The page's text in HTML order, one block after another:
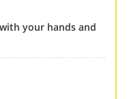
your hands and